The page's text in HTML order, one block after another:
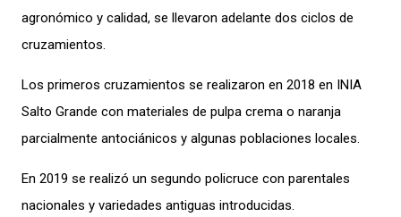
agronómico y calidad, se llevaron adelante dos ciclos de
cruzamientos.
Los primeros cruzamientos se realizaron en 2018 en INIA
Salto Grande con materiales de pulpa crema o naranja
parcialmente antociánicos y algunas poblaciones locales.
En 2019 se realizó un segundo policruce con parentales
nacionales y variedades antiguas introducidas.